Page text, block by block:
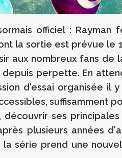
officiel :
la sortie est prévue le
aux nombreux fans
perpette. En
d'essai organisée il
suffisamment
découvrir ses
plusieurs années
la série prend une